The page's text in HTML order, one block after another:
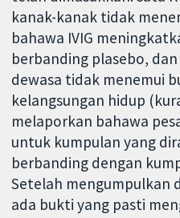
kanak-kanak tidak
bahawa IVIG
berbanding plasebo,
dewasa tidak menemui
kelangsungan hidup
melaporkan bahawa
untuk kumpulan yang
berbanding dengan
Setelah mengumpulkan
ada bukti yang pasti